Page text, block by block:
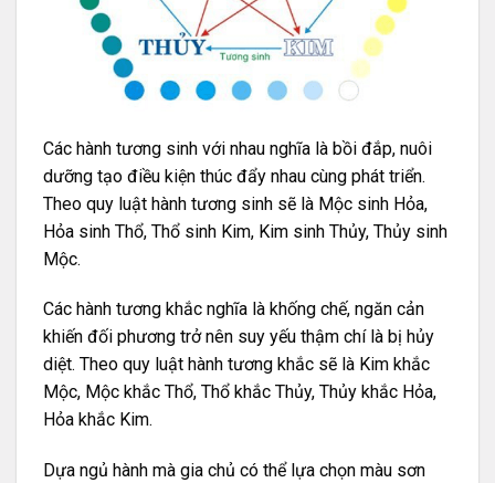
Các hành tương sinh với nhau nghĩa là bồi đắp, nuôi
dưỡng tạo điều kiện thúc đẩy nhau cùng phát triển.
Theo quy luật hành tương sinh sẽ là Mộc sinh Hỏa,
Hỏa sinh Thổ, Thổ sinh Kim, Kim sinh Thủy, Thủy sinh
Mộc.
Các hành tương khắc nghĩa là khống chế, ngăn cản
khiến đối phương trở nên suy yếu thậm chí là bị hủy
diệt. Theo quy luật hành tương khắc sẽ là Kim khắc
Mộc, Mộc khắc Thổ, Thổ khắc Thủy, Thủy khắc Hỏa,
Hỏa khắc Kim.
Dựa ngủ hành mà gia chủ có thể lựa chọn màu sơn